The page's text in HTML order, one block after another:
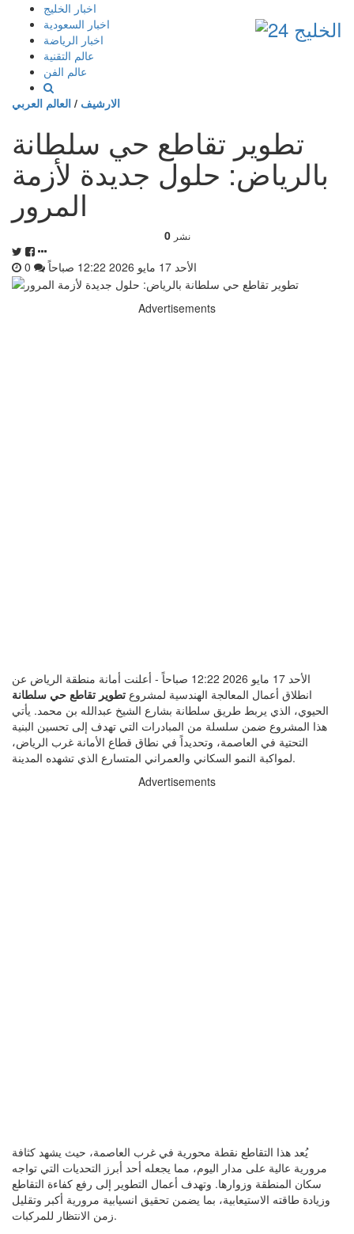
إذهب
المحتوى
اخبار الخليج
اخبار السعودية
اخبار الرياضة
عالم التقنية
عالم الفن
الارشيف / العالم العربي
تطوير تقاطع حي سلطانة
بالرياض: حلول جديدة لأزمة
المرور
0 نشر
الأحد 17 مايو 2026 12:22 صباحاً
Advertisements
الأحد 17 مايو 2026 12:22 صباحاً - أعلنت أمانة منطقة الرياض عن
انطلاق أعمال المعالجة الهندسية لمشروع تطوير تقاطع حي سلطانة
الحيوي، الذي يربط طريق سلطانة بشارع الشيخ عبدالله بن محمد. يأتي
هذا المشروع ضمن سلسلة من المبادرات التي تهدف إلى تحسين البنية
التحتية في العاصمة، وتحديداً في نطاق قطاع الأمانة غرب الرياض،
لمواكبة النمو السكاني والعمراني المتسارع الذي تشهده المدينة.
Advertisements
يُعد هذا التقاطع نقطة محورية في غرب العاصمة، حيث يشهد كثافة
مرورية عالية على مدار اليوم، مما يجعله أحد أبرز التحديات التي تواجه
سكان المنطقة وزوارها. وتهدف أعمال التطوير إلى رفع كفاءة التقاطع
وزيادة طاقته الاستيعابية، بما يضمن تحقيق انسيابية مرورية أكبر وتقليل
زمن الانتظار للمركبات.